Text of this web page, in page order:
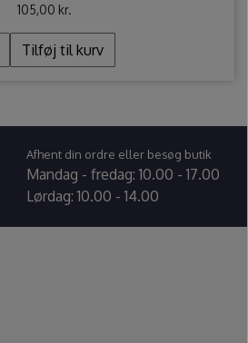
105,00 kr.
Tilføj til kurv
Afhent din ordre eller besøg butik
Mandag - fredag: 10.00 - 17.00
Lørdag: 10.00 - 14.00